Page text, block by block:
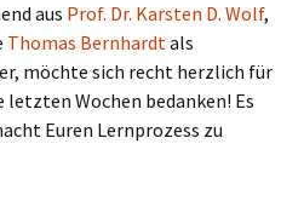
aus Prof. Dr. Karsten D. Wolf,
Thomas Bernhardtals
möchte sich recht herzlich für
letzten Wochen bedanken! Es
Euren Lernprozess zu